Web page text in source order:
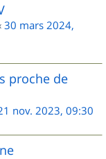
30 mars 2024,
proche de
nov. 2023, 09:30